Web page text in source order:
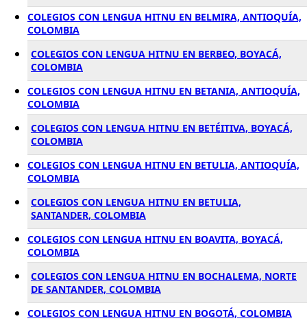
COLEGIOS CON LENGUA HITNU EN BELMIRA, ANTIOQUÍA,
COLOMBIA
COLEGIOS CON LENGUA HITNU EN BERBEO, BOYACÁ,
COLOMBIA
COLEGIOS CON LENGUA HITNU EN BETANIA, ANTIOQUÍA,
COLOMBIA
COLEGIOS CON LENGUA HITNU EN BETÉITIVA, BOYACÁ,
COLOMBIA
COLEGIOS CON LENGUA HITNU EN BETULIA, ANTIOQUÍA,
COLOMBIA
COLEGIOS CON LENGUA HITNU EN BETULIA,
SANTANDER, COLOMBIA
COLEGIOS CON LENGUA HITNU EN BOAVITA, BOYACÁ,
COLOMBIA
COLEGIOS CON LENGUA HITNU EN BOCHALEMA, NORTE
DE SANTANDER, COLOMBIA
COLEGIOS CON LENGUA HITNU EN BOGOTÁ, COLOMBIA